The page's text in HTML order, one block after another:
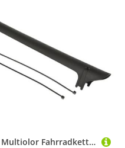
Mtucegi Multiolor Fahrradketten Wachkleber Dicker Verschleißschutzschutz Für Verschiedene Radsportliebhaber Durabilitätsbike Beschützer